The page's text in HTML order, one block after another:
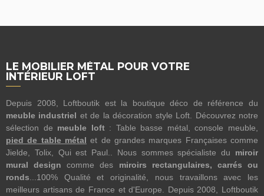
LE MOBILIER MÉTAL POUR VOTRE
INTÉRIEUR LOFT
Depuis 2008, Loftboutik est la boutique déco de référence du
meuble industriel et de la décoration style Loft. Découvrez notre
sélection de meuble loft: Table basse métal, console meuble,
pied de table métal et de grandes marques Françaises comme
Jielde, Tolix, Qui est Paul.. Nous sommes spécialiste du miroir
mural design comme des miroirs rectangulaires, carrés ou
ronds ...100% Qualité et originalité, nous travaillons avec les
meilleurs artisans de France et d'Europe. Depuis 2008, Loftboutik